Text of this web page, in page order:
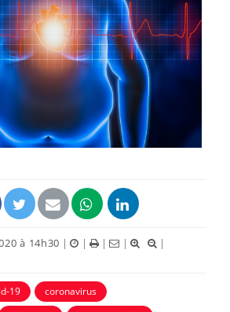
à 14h30 | | | |
|
19
coronavirus